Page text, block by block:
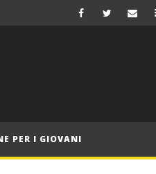
PER I GIOVANI